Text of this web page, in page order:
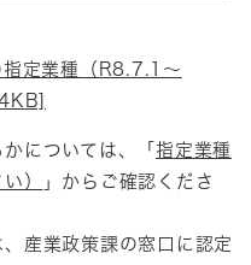
指定業種（R8.7.1～
については、「 指定業種
）
」からご確認くださ
産業政策課の窓口に認定